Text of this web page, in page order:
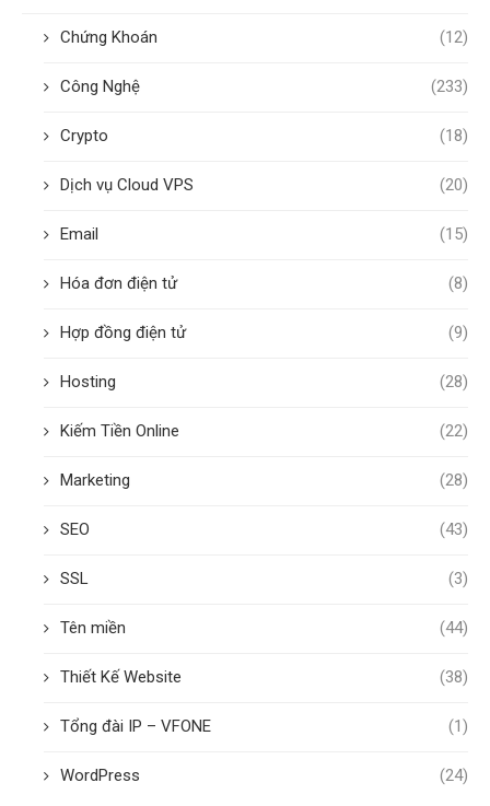
Chứng Khoán (12)
Công Nghệ (233)
Crypto (18)
Dịch vụ Cloud VPS (20)
Email (15)
Hóa đơn điện tử (8)
Hợp đồng điện tử (9)
Hosting (28)
Kiếm Tiền Online (22)
Marketing (28)
SEO (43)
SSL (3)
Tên miền (44)
Thiết Kế Website (38)
Tổng đài IP – VFONE (1)
WordPress (24)